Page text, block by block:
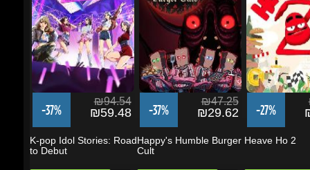
-37%
₪94.54
₪59.48
K-pop Idol Stories: Road
to Debut
הוסף לסל
-37%
₪47.25
₪29.62
Happy's Humble Burger
Cult
הוסף לסל
-27%
Heave Ho 2
הוסף לסל